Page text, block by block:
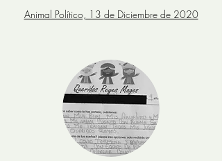
Animal Político, 13 de Diciembre de 2020